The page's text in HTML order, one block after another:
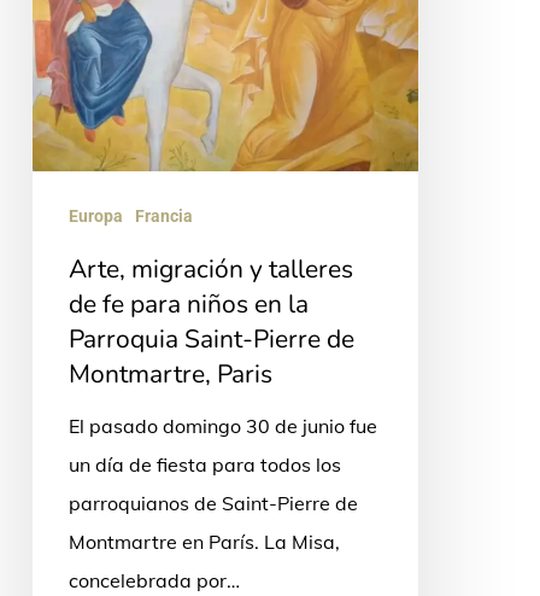
fe
para
niños
en
la
Parroquia
Saint-
Pierre
Montmartre,
Europa Francia
Arte, migración y talleres
de fe para niños en la
Parroquia Saint-Pierre de
Montmartre, Paris
El pasado domingo 30 de junio fue
un día de fiesta para todos los
parroquianos de Saint-Pierre de
Montmartre en París. La Misa,
concelebrada por…